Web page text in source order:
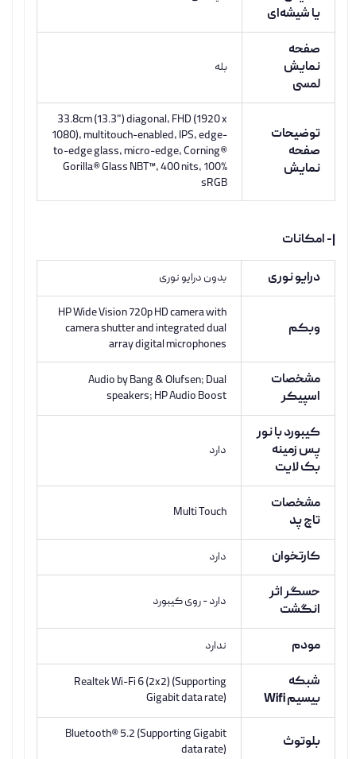
یا شیشه‌ای
صفحه
نمایش
لمسی
بله
توضیحات
صفحه
نمایش
33.8cm (13.3") diagonal, FHD (1920 x
1080), multitouch-enabled, IPS, edge-
to-edge glass, micro-edge, Corning®
Gorilla® Glass NBT™, 400 nits, 100%
sRGB
|- امکانات
درایو نوری بدون درایو نوری
وبکم
HP Wide Vision 720p HD camera with
camera shutter and integrated dual
array digital microphones
مشخصات
اسپیکر
Audio by Bang & Olufsen; Dual
speakers; HP Audio Boost
کیبورد با نور
پس زمینه
بک لایت
دارد
مشخصات
تاچ پد
Multi Touch
کارتخوان دارد
حسگر اثر
انگشت
دارد - روی کیبورد
مودم ندارد
شبکه
بیسیم Wifi
Realtek Wi-Fi 6 (2x2) (Supporting
Gigabit data rate)
بلوتوث
Bluetooth® 5.2 (Supporting Gigabit
data rate)